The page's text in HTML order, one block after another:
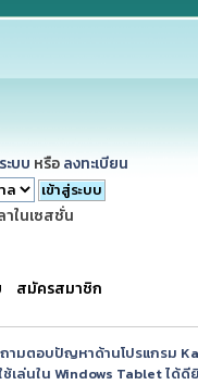
ะบบ หรือ ลงทะเบียน
าในเซสชั่น
สมัครสมาชิก
ถามตอบปัญหาด้านโปรแกรม
เล่นใน Windows Tablet ได้ดี